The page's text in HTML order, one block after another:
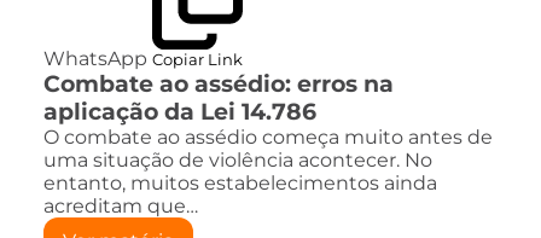
WhatsApp Copiar Link
Combate ao assédio: erros na
aplicação da Lei 14.786
O combate ao assédio começa muito antes de
uma situação de violência acontecer. No
entanto, muitos estabelecimentos ainda
acreditam que…